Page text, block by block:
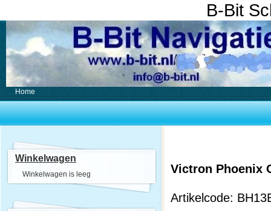
B-Bit
Home
Winkelwagen
Winkelwagen is leeg Victron Phoenix
Artikelcode: